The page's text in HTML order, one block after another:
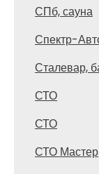
СПб, сауна
Спектр-
Сталевар,
СТО
СТО
СТО Мастер